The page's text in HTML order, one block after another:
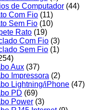
de Computador (44)
Com Fio (11)
Sem Fio (10)
Rato (19)
Com Fio (3)
Sem Fio (1)
Aux (37)
Impressora (2)
Lightning/iPhone (47)
PD (69)
Power (3)